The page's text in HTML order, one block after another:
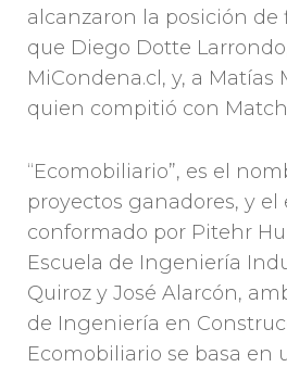
alcanzaron la posición de
que Diego Dotte
MiCondena.cl, y, a Matías
quien compitió con
“Ecomobiliario”, es el
proyectos ganadores, y el
conformado por Pitehr
Escuela de Ingeniería
Quiroz y José Alarcón,
de Ingeniería en
Ecomobiliario se basa en